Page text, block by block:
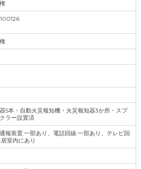
5本・自動火災報知機・火災報知器3か所・スプ
ラー設置済
報装置:一部あり、電話回線:一部あり、テレビ回
室内にあり